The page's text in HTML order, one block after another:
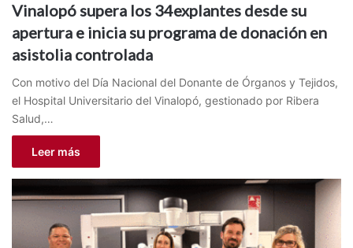
Vinalopó supera los 34explantes desde su
apertura e inicia su programa de donación en
asistolia controlada
Con motivo del Día Nacional del Donante de Órganos y Tejidos,
el Hospital Universitario del Vinalopó, gestionado por Ribera
Salud,…
Leer más